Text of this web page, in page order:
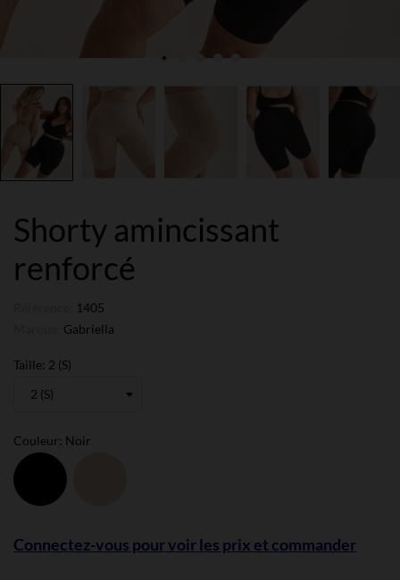
Shorty amincissant
renforcé
1405
Gabriella
Taille: 2 (S)
Couleur: Noir
Connectez-vous pour voir les prix et commander